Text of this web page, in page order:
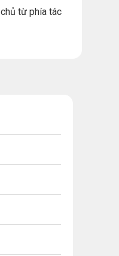
từ phía tác